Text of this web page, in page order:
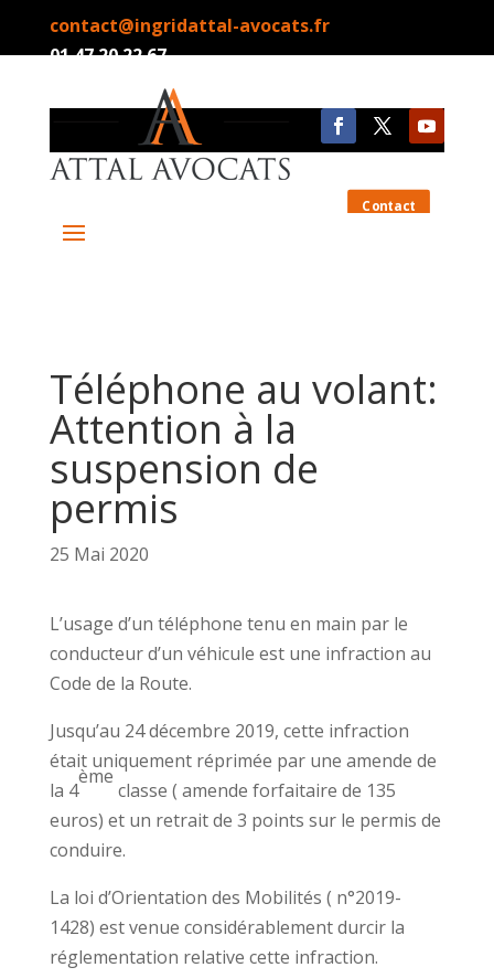
contact@ingridattal-avocats.fr
01.47.20.22.67
Contact
Téléphone au volant:
Attention à la
suspension de
permis
25 Mai 2020
L’usage d’un téléphone tenu en main par le
conducteur d’un véhicule est une infraction au
Code de la Route.
Jusqu’au 24 décembre 2019, cette infraction
était uniquement réprimée par une amende de
la 4
ème
classe ( amende forfaitaire de 135
euros) et un retrait de 3 points sur le permis de
conduire.
La loi d’Orientation des Mobilités ( n°2019-
1428) est venue considérablement durcir la
réglementation relative cette infraction.